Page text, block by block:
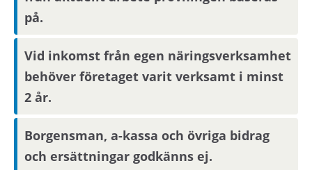
samt flera föreningar som bedriver aktiv
verksamhet. Området är naturnära.
Med pendeltåg tar det cirka 30 minuter till
Stockholms central och ungefär lika lång tid
med bil. Det finns flera bussförbindelser till
Handen, stormarknader och Västerhaninge.
Jordbro är också knutpunkt mellan väg 73 och
Haningeleden.
på.
Vid inkomst från egen näringsverksamhet
behöver företaget varit verksamt i minst
2 år.
Borgensman, a-kassa och övriga bidrag
och ersättningar godkänns ej.